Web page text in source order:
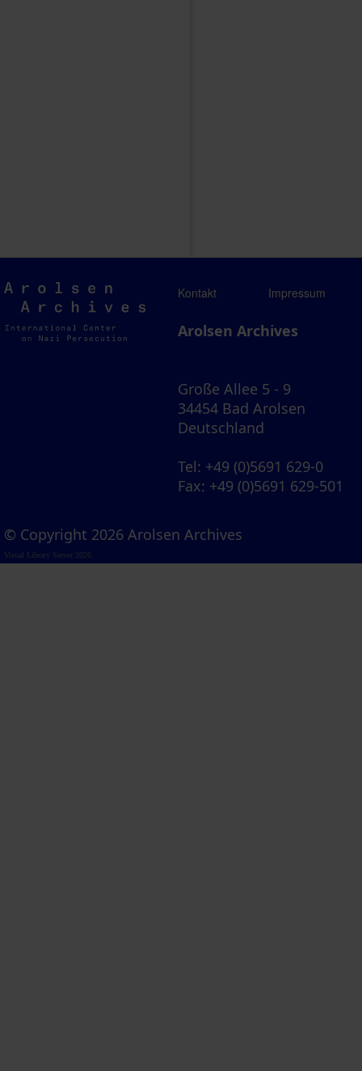
Arolsen
Archives
Kontakt Impressum
Arolsen Archives
Große Allee 5 - 9
34454 Bad Arolsen
Deutschland
Tel: +49 (0)5691 629-0
Fax: +49 (0)5691 629-501
© Copyright 2026 Arolsen Archives
Visual Library Server 2026